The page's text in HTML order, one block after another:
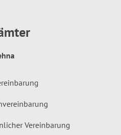
Vereinbarung